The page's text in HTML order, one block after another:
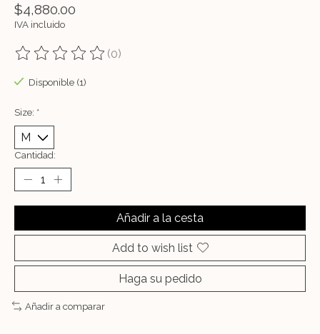
$4,880.00
IVA incluido
The rating of this product is
(0)
Disponible (1)
Size: *
Cantidad:
Añadir a la cesta
Add to wish list
Haga su pedido
Añadir a comparar